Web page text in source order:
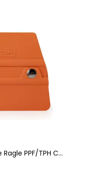
Switch Card Oval Kare Ragle PPF/TPH Cam Filmi Çekme Uygulama Aparatı Teflonlu 95A Sertlik 10x9cm Turuncu